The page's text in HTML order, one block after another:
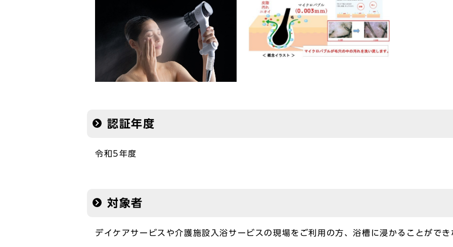
認証年度
令和5年度
対象者
デイケアサービスや介護施設入浴サービスの現場をご利用の方、浴槽に浸かることがで